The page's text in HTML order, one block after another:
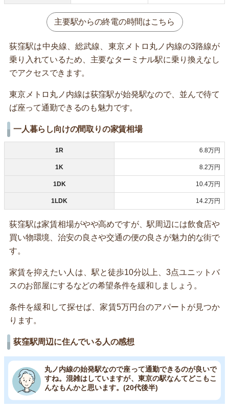
主要駅からの終電の時間はこちら
荻窪駅は中央線、総武線、東京メトロ丸ノ内線の3路線が
乗り入れているため、主要なターミナル駅に乗り換えなし
でアクセスできます。
東京メトロ丸ノ内線は荻窪駅が始発駅なので、並んで待て
ば座って通勤できるのも魅力です。
一人暮らし向けの間取りの家賃相場
1R 6.8万円
1K 8.2万円
1DK 10.4万円
1LDK 14.2万円
荻窪駅は家賃相場がやや高めですが、駅周辺には飲食店や
買い物環境、治安の良さや交通の便の良さが魅力的な街で
す。
家賃を抑えたい人は、駅と徒歩10分以上、3点ユニットバ
スのお部屋にするなどの希望条件を緩和しましょう。
条件を緩和して探せば、家賃5万円台のアパートが見つか
ります。
荻窪駅周辺に住んでいる人の感想
丸ノ内線の始発駅なので座って通勤できるのが良いで
すね。混雑はしていますが、東京の駅なんてどこもこ
んなもんかと思います。(20代後半)